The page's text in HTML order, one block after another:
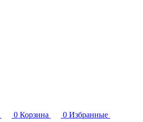
0 Корзина 0 Избранные